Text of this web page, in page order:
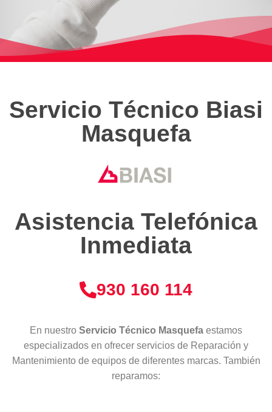
Servicio Técnico Biasi
Masquefa
Asistencia Telefónica
Inmediata
930 160 114
En nuestro Servicio Técnico Masquefa estamos
especializados en ofrecer servicios de Reparación y
Mantenimiento de equipos de diferentes marcas. También
reparamos: